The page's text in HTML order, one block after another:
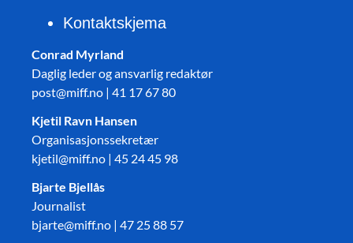
Kontaktskjema
Conrad Myrland
Daglig leder og ansvarlig redaktør
post@miff.no | 41 17 67 80
Kjetil Ravn Hansen
Organisasjonssekretær
kjetil@miff.no | 45 24 45 98
Bjarte Bjellås
Journalist
bjarte@miff.no | 47 25 88 57